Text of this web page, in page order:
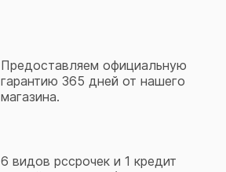
Предоставляем официальную
гарантию 365 дней от нашего
магазина.
6 видов рссрочек и 1 кредит